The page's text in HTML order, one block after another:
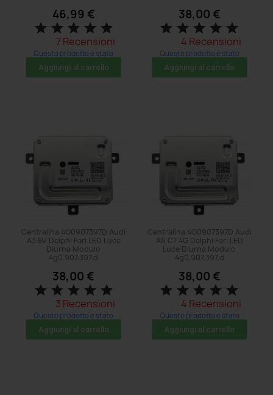
46,99 €
star star star star star
7 Recensioni
Questo prodotto è stato
acquistato: 8 volte
Aggiungi al carrello
38,00 €
star star star star star
4 Recensioni
Questo prodotto è stato
acquistato: 8 volte
Aggiungi al carrello
Centralina 4G0907397D Audi
A3 8V Delphi Fari LED Luce
Diurna Modulo
4g0.907.397.d
38,00 €
star star star star star
3 Recensioni
Questo prodotto è stato
acquistato: 5 volte
Aggiungi al carrello
Centralina 4G0907397D Audi
A6 C7 4G Delphi Fari LED
Luce Diurna Modulo
4g0.907.397.d
38,00 €
star star star star star
4 Recensioni
Questo prodotto è stato
acquistato: 17 volte
Aggiungi al carrello